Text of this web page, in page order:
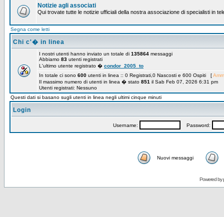
Notizie agli associati
Qui trovate tutte le notizie ufficiali della nostra associazione di specialisti in
Segna come letti
Chi c'� in linea
I nostri utenti hanno inviato un totale di 135864 messaggi
Abbiamo 83 utenti registrati
L'ultimo utente registrato � condor_2005_to
In totale ci sono 600 utenti in linea :: 0 Registrati,0 Nascosti e 600 Ospiti [
Il massimo numero di utenti in linea � stato 851 il Sab Feb 07, 2026 6:31 pm
Utenti registrati: Nessuno
Questi dati si basano sugli utenti in linea negli ultimi cinque minuti
Login
Username: Password:
Nuovi messaggi
Powered by